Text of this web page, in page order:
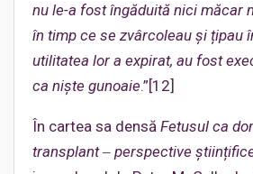
nu le-a fost îngăduită nici măcar
în timp ce se zvârcoleau și țipau
utilitatea lor a expirat, au fost
ca niște gunoaie.”[12]
În cartea sa densă Fetusul ca
transplant ‒ perspective